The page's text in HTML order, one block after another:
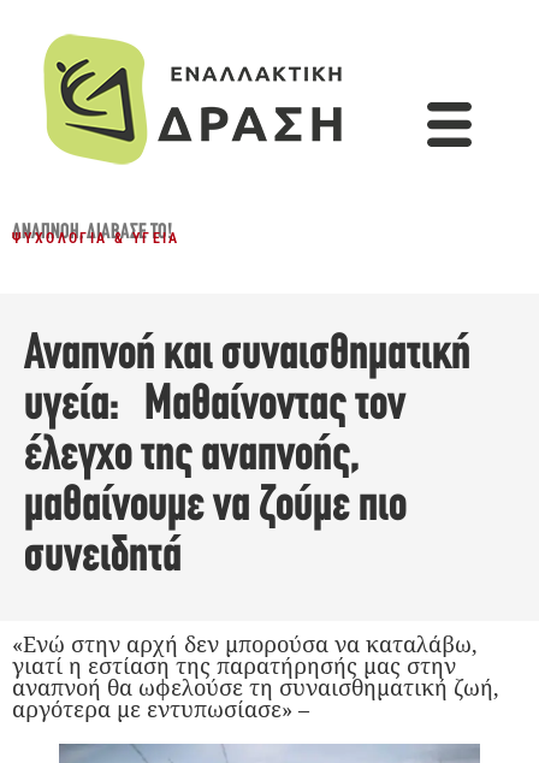
ΑΝΑΠΝΟΉ,ΔΙΆΒΑΣΈ ΤΟ!
ΨΥΧΟΛΟΓΊΑ & ΥΓΕΊΑ
Αναπνοή και συναισθηματική
υγεία: Μαθαίνοντας τον
έλεγχο της αναπνοής,
μαθαίνουμε να ζούμε πιο
συνειδητά
«Ενώ στην αρχή δεν μπορούσα να καταλάβω,
γιατί η εστίαση της παρατήρησής μας στην
αναπνοή θα ωφελούσε τη συναισθηματική ζωή,
αργότερα με εντυπωσίασε» –